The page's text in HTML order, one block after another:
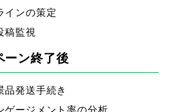
インの策定
稿監視
ーン終了後
品発送手続き